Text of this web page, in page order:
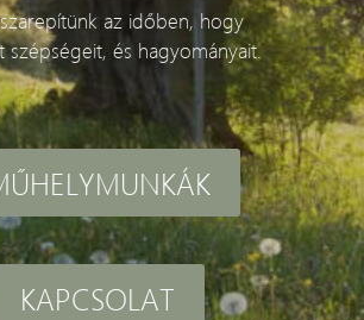
az időben, hogy
és hagyományait.
KAPCSOLAT